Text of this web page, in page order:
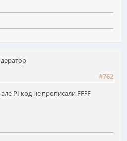
#762
РІ код не прописали FFFF